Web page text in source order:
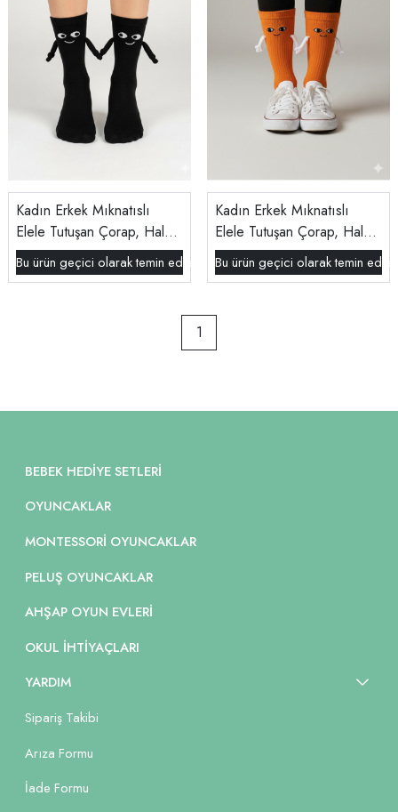
Kadın Erkek Mıknatıslı
Elele Tutuşan Çorap, Halay
Çeken Kanka Çorabı Siyah
Bu ürün geçici olarak temin edilememektedir.
Kadın Erkek Mıknatıslı
Elele Tutuşan Çorap, Halay
Çeken Kanka Çorabı
Turuncu
Bu ürün geçici olarak temin
1
BEBEK HEDIYE SETLERI
OYUNCAKLAR
MONTESSORI OYUNCAKLAR
PELUŞ OYUNCAKLAR
AHŞAP OYUN EVLERI
OKUL İHTIYAÇLARI
YARDIM
Sipariş Takibi
Arıza Formu
İade Formu